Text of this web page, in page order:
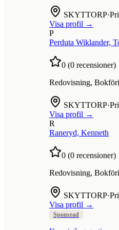
SKYTTORP·
Visa profil →
P
Perduta Wiklander,
0 (0 recensioner)
Redovisning,
SKYTTORP·
Visa profil →
R
Raneryd, Kenneth
0 (0 recensioner)
Redovisning,
SKYTTORP·
Visa profil →
Sponsrad